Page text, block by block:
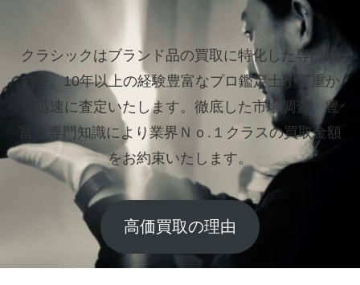
クラシックはブランド品の買取に特化した専門店
です。10年以上の経験豊富なプロ鑑定士が丁重か
つ迅速に査定いたします。 徹底した市場調査、豊
富な専門知識により業界Ｎｏ.１クラスの買取金額
をお約束いたします。
高価買取の理由